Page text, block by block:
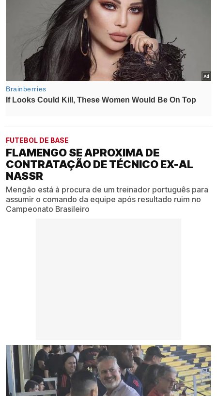
FUTEBOL DE BASE
FLAMENGO SE APROXIMA DE
CONTRATAÇÃO DE TÉCNICO EX-AL
NASSR
Mengão está à procura de um treinador português para
assumir o comando da equipe após resultado ruim no
Campeonato Brasileiro